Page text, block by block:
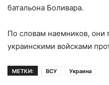
батальона Боливара.
По словам наемников, они
украинскими войсками
МЕТКИ: ВСУ Украина